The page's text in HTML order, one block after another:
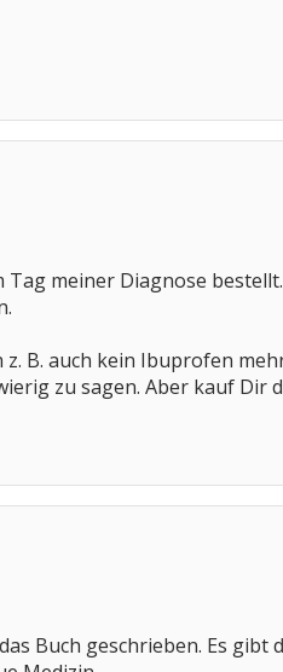
Tag meiner Diagnose bestellt.
B. auch kein Ibuprofen
zu sagen. Aber kauf Dir
Buch geschrieben. Es